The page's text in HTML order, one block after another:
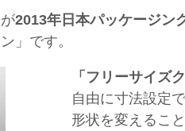
2013年日本パッケージン
」です。
「フリーサイズ
自由に寸法設定
形状を変えるこ